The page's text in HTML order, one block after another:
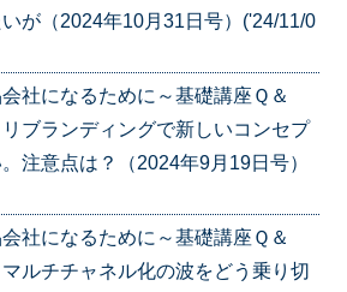
が（2024年10月31日号）('24/11/0
会社になるために～基礎講座Ｑ＆
ランディングで新しいコンセプ
注意点は？（2024年9月19日号）
会社になるために～基礎講座Ｑ＆
チチャネル化の波をどう乗り切